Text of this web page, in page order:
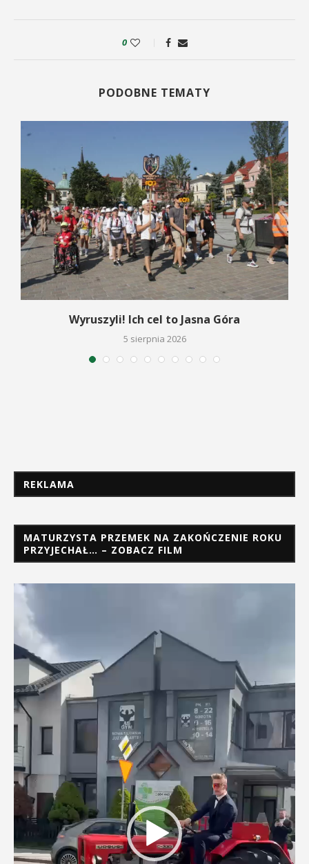
0
PODOBNE TEMATY
Wyruszyli! Ich cel to Jasna Góra
5 sierpnia 2026
REKLAMA
MATURZYSTA PRZEMEK NA ZAKOŃCZENIE ROKU
PRZYJECHAŁ… – ZOBACZ FILM
Odtwarzacz